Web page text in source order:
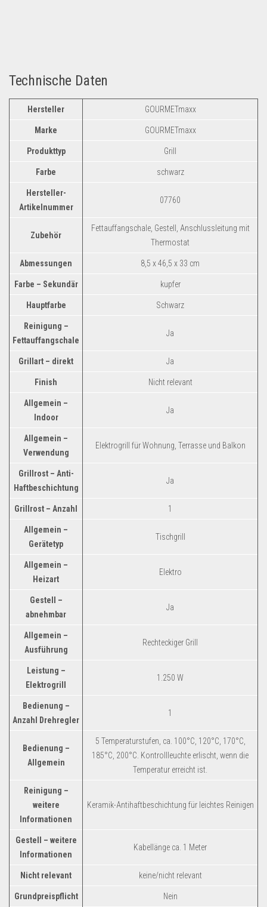
Technische Daten
Hersteller GOURMETmaxx
Marke GOURMETmaxx
Produkttyp Grill
Farbe schwarz
Hersteller-
Artikelnummer
07760
Zubehör
Fettauffangschale, Gestell, Anschlussleitung mit
Thermostat
Abmessungen 8,5 x 46,5 x 33 cm
Farbe – Sekundär kupfer
Hauptfarbe Schwarz
Reinigung –
Fettauffangschale
Ja
Grillart – direkt Ja
Finish Nicht relevant
Allgemein –
Indoor
Ja
Allgemein –
Verwendung
Elektrogrill für Wohnung, Terrasse und Balkon
Grillrost – Anti-
Haftbeschichtung
Ja
Grillrost – Anzahl 1
Allgemein –
Gerätetyp
Tischgrill
Allgemein –
Heizart
Elektro
Gestell –
abnehmbar
Ja
Allgemein –
Ausführung
Rechteckiger Grill
Leistung –
Elektrogrill
1.250 W
Bedienung –
Anzahl Drehregler
1
Bedienung –
Allgemein
5 Temperaturstufen, ca. 100°C, 120°C, 170°C,
185°C, 200°C. Kontrollleuchte erlischt, wenn die
Temperatur erreicht ist.
Reinigung –
weitere
Informationen
Keramik-Antihaftbeschichtung für leichtes Reinigen
Gestell – weitere
Informationen
Kabellänge ca. 1 Meter
Nicht relevant keine/nicht relevant
Grundpreispflicht Nein